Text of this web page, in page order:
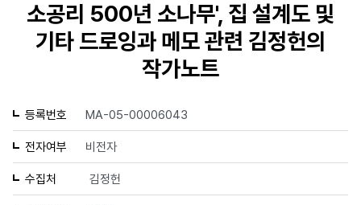
소공리 500년 소나무', 집 설계도 및
기타 드로잉과 메모 관련 김정헌의
작가노트
등록번호 MA-05-00006043
전자여부 비전자
수집처 김정헌